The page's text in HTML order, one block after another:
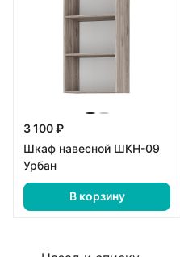
3 100 ₽
Шкаф навесной ШКН-09
Урбан
В корзину